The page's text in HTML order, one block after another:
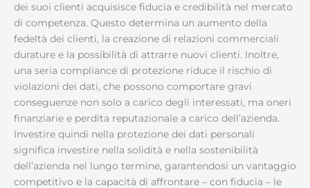
dei suoi clienti acquisisce fiducia e credibilità nel mercato
di competenza. Questo determina un aumento della
fedeltà dei clienti, la creazione di relazioni commerciali
durature e la possibilità di attrarre nuovi clienti. Inoltre,
una seria compliance di protezione riduce il rischio di
violazioni dei dati, che possono comportare gravi
conseguenze non solo a carico degli interessati, ma oneri
finanziarie e perdita reputazionale a carico dell’azienda.
Investire quindi nella protezione dei dati personali
significa investire nella solidità e nella sostenibilità
dell’azienda nel lungo termine, garantendosi un vantaggio
competitivo e la capacità di affrontare – con fiducia – le